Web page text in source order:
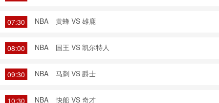
07:30 NBA 黄蜂 VS 雄鹿
08:00 NBA 国王 VS 凯尔特人
09:30 NBA 马刺 VS 爵士
10:30 NBA 快船 VS 奇才